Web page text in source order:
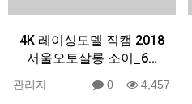
4K 레이싱모델 직캠 2018
서울오토살롱 소이_6…
관리자 0 4,457